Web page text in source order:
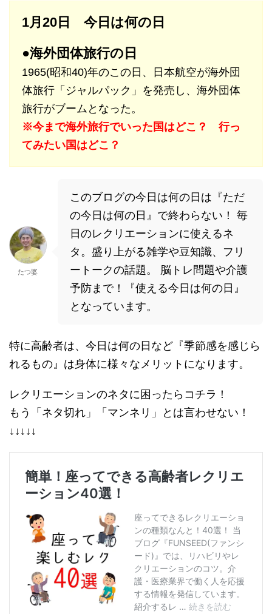
1月20日 今日は何の日
●海外団体旅行の日
1965(昭和40)年のこの日、日本航空が海外団
体旅行「ジャルパック」を発売し、海外団体
旅行がブームとなった。
※今まで海外旅行でいった国はどこ？ 行っ
てみたい国はどこ？
たつ婆
このブログの今日は何の日は『ただ
の今日は何の日』で終わらない！ 毎
日のレクリエーションに使えるネ
タ。盛り上がる雑学や豆知識、フリ
ートークの話題。 脳トレ問題や介護
予防まで！『使える今日は何の日』
となっています。
特に高齢者は、今日は何の日など『季節感を感じら
れるもの』は身体に様々なメリットになります。
レクリエーションのネタに困ったらコチラ！
もう「ネタ切れ」「マンネリ」とは言わせない！
↓↓↓↓↓